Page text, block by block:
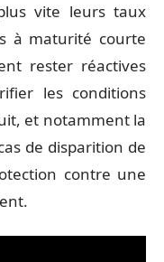
vite leurs taux
à maturité courte
rester réactives
les conditions
et notamment la
de disparition de
contre une